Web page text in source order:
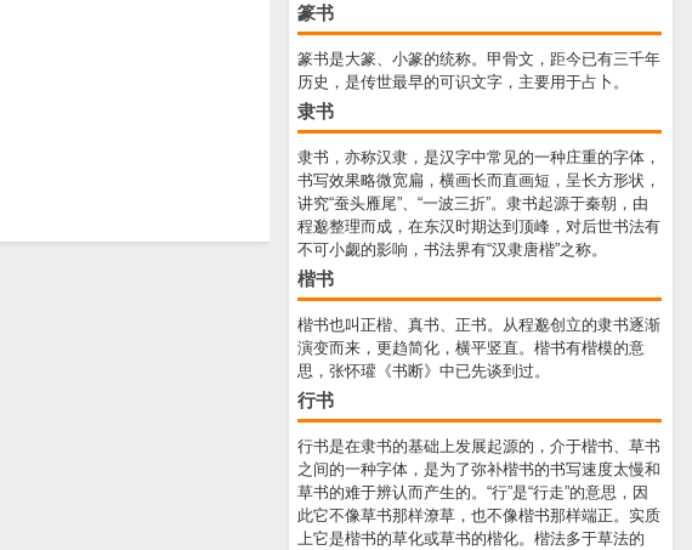
篆书
篆书是大篆、小篆的统称。甲骨文，距今已有三千年
历史，是传世最早的可识文字，主要用于占卜。
隶书
隶书，亦称汉隶，是汉字中常见的一种庄重的字体，
书写效果略微宽扁，横画长而直画短，呈长方形状，
讲究“蚕头雁尾”、“一波三折”。隶书起源于秦朝，由
程邈整理而成，在东汉时期达到顶峰，对后世书法有
不可小觑的影响，书法界有“汉隶唐楷”之称。
楷书
楷书也叫正楷、真书、正书。从程邈创立的隶书逐渐
演变而来，更趋简化，横平竖直。楷书有楷模的意
思，张怀瓘《书断》中已先谈到过。
行书
行书是在隶书的基础上发展起源的，介于楷书、草书
之间的一种字体，是为了弥补楷书的书写速度太慢和
草书的难于辨认而产生的。“行”是“行走”的意思，因
此它不像草书那样潦草，也不像楷书那样端正。实质
上它是楷书的草化或草书的楷化。楷法多于草法的